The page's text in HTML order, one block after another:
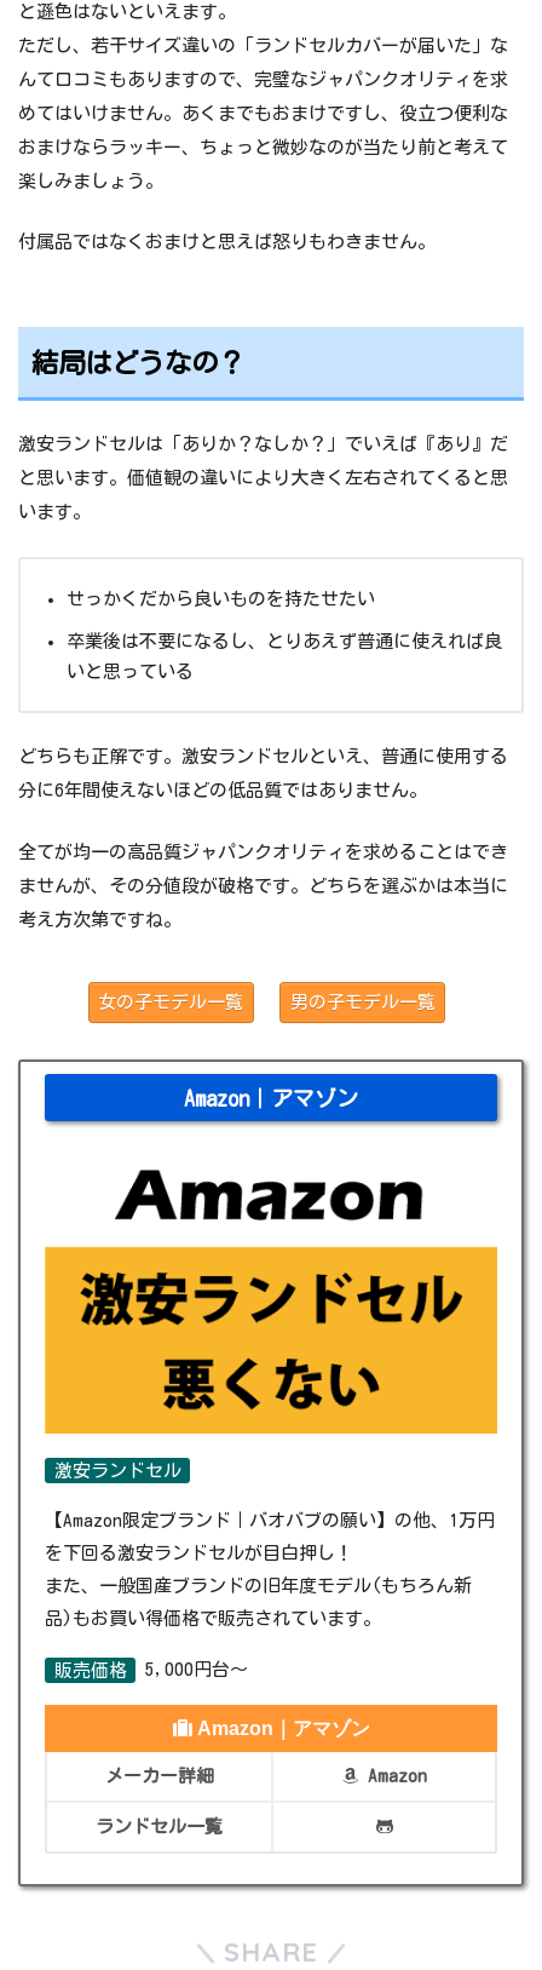
と遜色はないといえます。
ただし、若干サイズ違いの「ランドセルカバーが届いた」な
んて口コミもありますので、完璧なジャパンクオリティを求
めてはいけません。あくまでもおまけですし、役立つ便利な
おまけならラッキー、ちょっと微妙なのが当たり前と考えて
楽しみましょう。
付属品ではなくおまけと思えば怒りもわきません。
結局はどうなの？
激安ランドセルは「ありか？なしか？」でいえば『あり』だ
と思います。価値観の違いにより大きく左右されてくると思
います。
せっかくだから良いものを持たせたい
卒業後は不要になるし、とりあえず普通に使えれば良
いと思っている
どちらも正解です。激安ランドセルといえ、普通に使用する
分に6年間使えないほどの低品質ではありません。
全てが均一の高品質ジャパンクオリティを求めることはでき
ませんが、その分値段が破格です。どちらを選ぶかは本当に
考え方次第ですね。
女の子モデル一覧 男の子モデル一覧
Amazon｜アマゾン
激安ランドセル
【Amazon限定ブランド｜バオバブの願い】の他、1万円
を下回る激安ランドセルが目白押し！
また、一般国産ブランドの旧年度モデル(もちろん新
品)もお買い得価格で販売されています。
販売価格 5,000円台～
Amazon｜アマゾン
メーカー詳細 Amazon
ランドセル一覧
SHARE